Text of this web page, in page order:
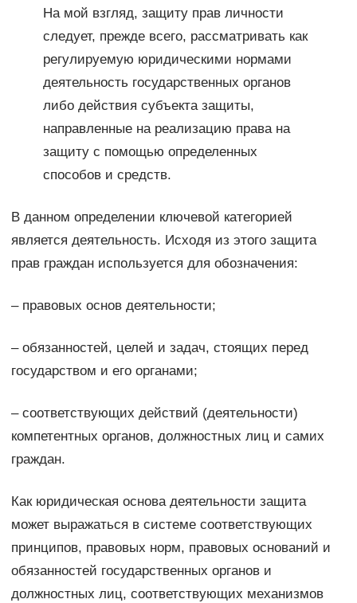
На мой взгляд, защиту прав личности
следует, прежде всего, рассматривать как
регулируемую юридическими нормами
деятельность государственных органов
либо действия субъекта защиты,
направленные на реализацию права на
защиту с помощью определенных
способов и средств.
В данном определении ключевой категорией
является деятельность. Исходя из этого защита
прав граждан используется для обозначения:
– правовых основ деятельности;
– обязанностей, целей и задач, стоящих перед
государством и его органами;
– соответствующих действий (деятельности)
компетентных органов, должностных лиц и самих
граждан.
Как юридическая основа деятельности защита
может выражаться в системе соответствующих
принципов, правовых норм, правовых оснований и
обязанностей государственных органов и
должностных лиц, соответствующих механизмов